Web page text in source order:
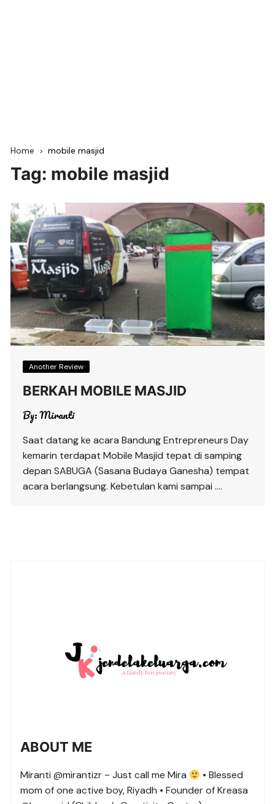
Home mobile masjid
Tag: mobile masjid
Another Review
BERKAH MOBILE MASJID
By:Miranti
Saat datang ke acara Bandung Entrepreneurs Day
kemarin terdapat Mobile Masjid tepat di samping
depan SABUGA (Sasana Budaya Ganesha) tempat
acara berlangsung. Kebetulan kami sampai ….
ABOUT ME
Miranti @mirantizr ~ Just call me Mira
• Blessed
mom of one active boy, Riyadh • Founder of Kreasa